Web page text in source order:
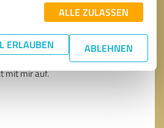
ALLE ZULASSEN
ERLAUBEN ABLEHNEN
an Erik Ivanov